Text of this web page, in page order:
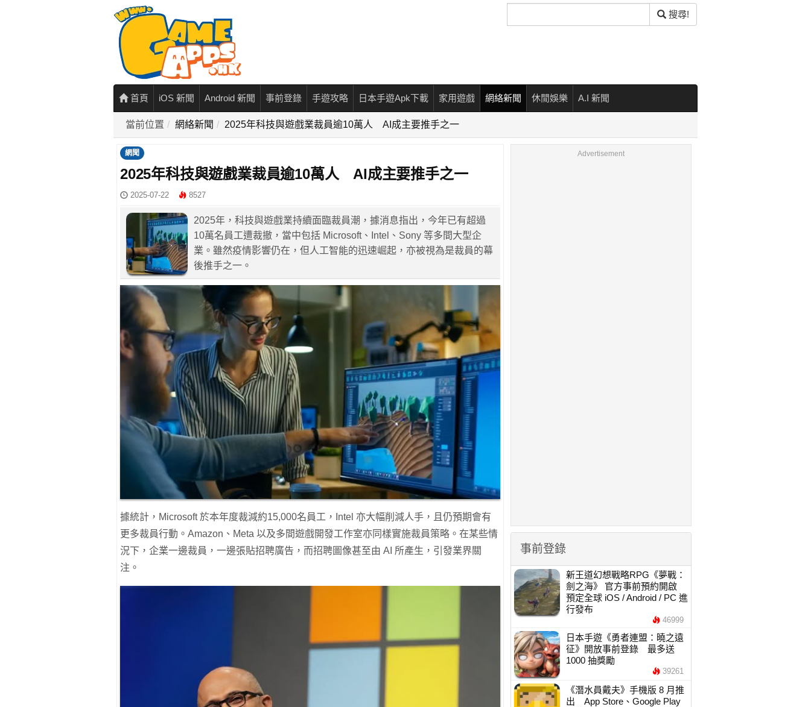
尋
搜尋!
首頁 iOS 新聞 Android 新聞 事前登錄 手遊攻略 日本手遊Apk下載 家用遊戲 網絡新聞 休閒娛樂 A.I 新聞
當前位置 網絡新聞 2025年科技與遊戲業裁員逾10萬人 AI成主要推手之一
網聞
2025年科技與遊戲業裁員逾10萬人 AI成主要推手之一
2025-07-22 8527
2025年，科技與遊戲業持續面臨裁員潮，據消息指出，今年已有超過
10萬名員工遭裁撤，當中包括 Microsoft、Intel、Sony 等多間大型企
業。雖然疫情影響仍在，但人工智能的迅速崛起，亦被視為是裁員的幕
後推手之一。
據統計，Microsoft 於本年度裁減約15,000名員工，Intel 亦大幅削減人手，且仍預期會有
更多裁員行動。Amazon、Meta 以及多間遊戲開發工作室亦同樣實施裁員策略。在某些情
況下，企業一邊裁員，一邊張貼招聘廣告，而招聘圖像甚至由 AI 所產生，引發業界關
注。
Advertisement
事前登錄
新王道幻想戰略RPG《夢戰：
劍之海》 官方事前預約開啟
預定全球 iOS / Android / PC 進
行發布
46999
日本手遊《勇者連盟：曉之遠
征》開放事前登錄 最多送
1000 抽獎勵
39261
《潛水員戴夫》手機版 8 月推
出 App Store、Google Play